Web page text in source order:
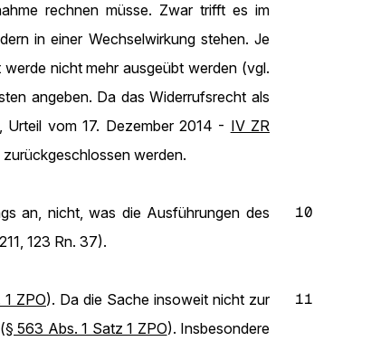
rechnen müsse. Zwar trifft es im
in einer Wechselwirkung stehen. Je
nicht mehr ausgeübt werden (vgl.
angeben. Da das Widerrufsrecht als
Urteil vom 17. Dezember 2014 - IV ZR
werden.
10
an, nicht, was die Ausführungen des
123 Rn. 37).
11
ZPO). Da die Sache insoweit nicht zur
§ 563 Abs. 1 Satz 1 ZPO). Insbesondere